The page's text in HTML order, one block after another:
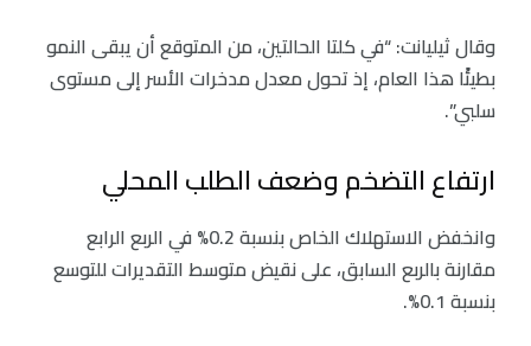
وقال ثيليانت: “في كلتا الحالتين، من المتوقع أن يبقى النمو
بطيئًا هذا العام، إذ تحول معدل مدخرات الأسر إلى مستوى
سلبي”.
ارتفاع التضخم وضعف الطلب المحلي
وانخفض الاستهلاك الخاص بنسبة 0.2% في الربع الرابع
مقارنة بالربع السابق، على نقيض متوسط التقديرات للتوسع
بنسبة 0.1%.